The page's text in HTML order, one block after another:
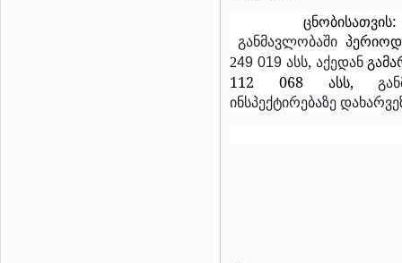
განმავლობაში
249 019ასს, აქედან
112 068 ასს,
ინსპექტირებაზე